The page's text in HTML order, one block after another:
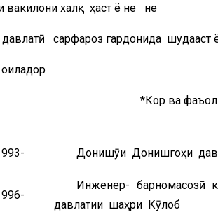
вакилони халқ ҳаст ё не не
сарфароз гардонида шудааст
*Кор ва
Донишҷӯи Донишгоҳи
Инженер- барномасозӣ
давлатии шаҳри Кӯлоб